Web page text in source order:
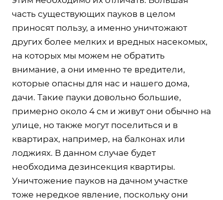
часть существующих пауков в целом
приносят пользу, а именно уничтожают
других более мелких и вредных насекомых,
на которых мы можем не обратить
внимание, а они именно те вредители,
которые опасны для нас и нашего дома,
дачи. Такие пауки довольно большие,
примерно около 4 см и живут они обычно на
улице, но также могут поселиться и в
квартирах, например, на балконах или
лоджиях. В данном случае будет
необходима дезинсекция квартиры.
Уничтожение пауков на дачном участке
тоже нередкое явление, поскольку они